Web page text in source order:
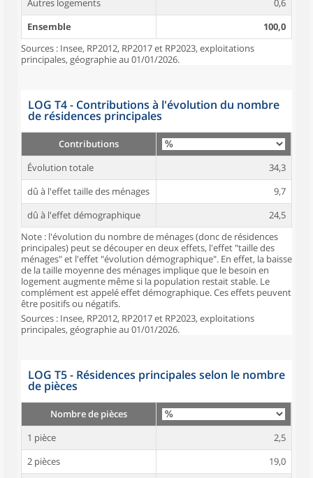
Autres logements
0,6
Ensemble
100,0
Sources : Insee, RP2012, RP2017 et RP2023, exploitations
principales, géographie au 01/01/2026.
LOG T4 - Contributions à l'évolution du nombre
de résidences principales
Contributions
Évolution totale
34,3
dû à l'effet taille des ménages
9,7
dû à l'effet démographique
24,5
Note : l'évolution du nombre de ménages (donc de résidences
principales) peut se découper en deux effets, l'effet "taille des
ménages" et l'effet "évolution démographique". En effet, la baisse
de la taille moyenne des ménages implique que le besoin en
logement augmente même si la population restait stable. Le
complément est appelé effet démographique. Ces effets peuvent
être positifs ou négatifs.
Sources : Insee, RP2012, RP2017 et RP2023, exploitations
principales, géographie au 01/01/2026.
LOG T5 - Résidences principales selon le nombre
de pièces
Nombre de pièces
1 pièce
2,5
2 pièces
19,0